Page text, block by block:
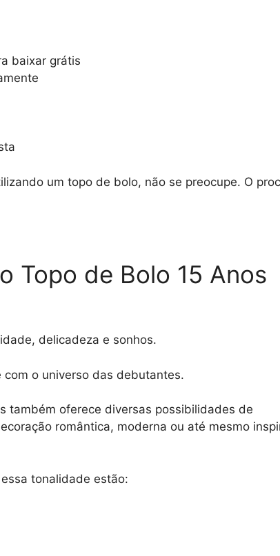
baixar grátis
um topo de bolo, não se preocupe. O
Topo de Bolo 15 Anos
delicadeza e sonhos.
o universo das debutantes.
também oferece diversas possibilidades de
romântica, moderna ou até mesmo
tonalidade estão: